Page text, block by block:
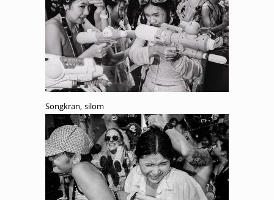
Songkran, silom